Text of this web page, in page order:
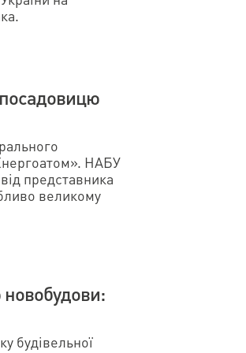
НАБУ
представника
великому
новобудови:
будівельної